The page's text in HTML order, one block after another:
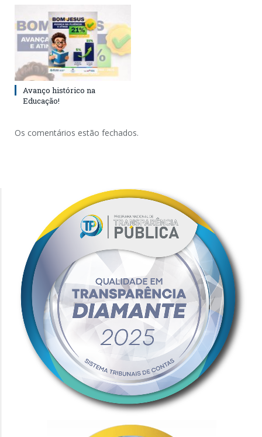
Avanço histórico na
Educação!
Os comentários estão fechados.